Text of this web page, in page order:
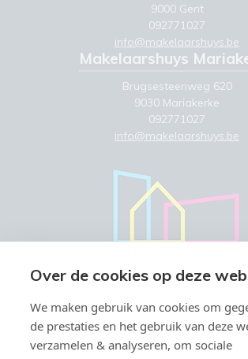
9000 Gent
092771027
info@makelaarshuys.be
Makelaarshuys
Brugsesteenweg 620
9030 Mariakerke
092771027
info@makelaarshuys.be
Over de cookies op deze
We maken gebruik van cookies om
de prestaties en het gebruik van deze
verzamelen & analyseren, om sociale